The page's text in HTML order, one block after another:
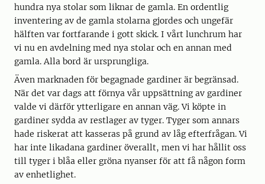
hundra nya stolar som liknar de gamla. En ordentlig
inventering av de gamla stolarna gjordes och ungefär
hälften var fortfarande i gott skick. I vårt lunchrum har
vi nu en avdelning med nya stolar och en annan med
gamla. Alla bord är ursprungliga.
Även marknaden för begagnade gardiner är begränsad.
När det var dags att förnya vår uppsättning av gardiner
valde vi därför ytterligare en annan väg. Vi köpte in
gardiner sydda av restlager av tyger. Tyger som annars
hade riskerat att kasseras på grund av låg efterfrågan. Vi
har inte likadana gardiner överallt, men vi har hållit oss
till tyger i blåa eller gröna nyanser för att få någon form
av enhetlighet.